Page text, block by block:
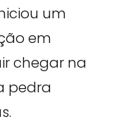
um
em
chegar na
pedra